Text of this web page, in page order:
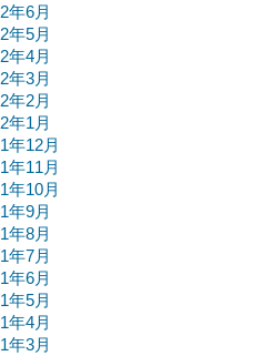
年6月
年5月
年4月
年3月
年2月
年1月
年12月
年11月
年10月
年9月
年8月
年7月
年6月
年5月
年4月
年3月